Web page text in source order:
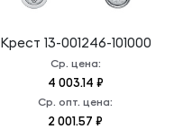
Крест 13-001246-101000
Ср. цена:
4 003.14 ₽
Ср. опт. цена:
2 001.57 ₽